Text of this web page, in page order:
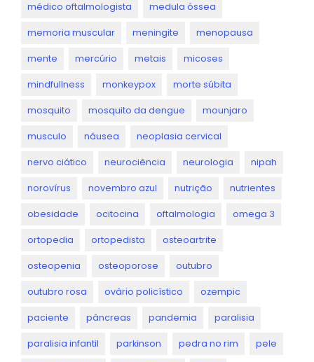
médico oftalmologista medula óssea
memoria muscular meningite menopausa
mente mercúrio metais micoses
mindfullness monkeypox morte súbita
mosquito mosquito da dengue mounjaro
musculo náusea neoplasia cervical
nervo ciático neurociência neurologia nipah
norovírus novembro azul nutrição nutrientes
obesidade ocitocina oftalmologia omega 3
ortopedia ortopedista osteoartrite
osteopenia osteoporose outubro
outubro rosa ovário policístico ozempic
paciente pâncreas pandemia paralisia
paralisia infantil parkinson pedra no rim pele